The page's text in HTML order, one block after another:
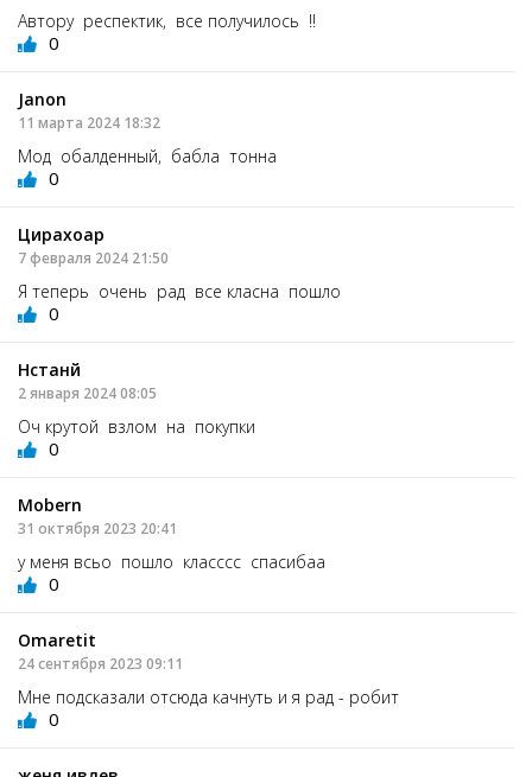
Автору респектик, все получилось !!
0
Janon
11 марта 2024 18:32
Мод обалденный, бабла тонна
0
Цирахоар
7 февраля 2024 21:50
Я теперь очень рад все класна пошло
0
Нстанй
2 января 2024 08:05
Оч крутой взлом на покупки
0
Mobern
31 октября 2023 20:41
у меня всьо пошло класссс спасибаа
0
Omaretit
24 сентября 2023 09:11
Мне подсказали отсюда качнуть и я рад - робит
0